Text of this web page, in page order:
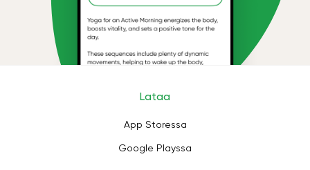
Lataa
App Storessa
Google Playssa